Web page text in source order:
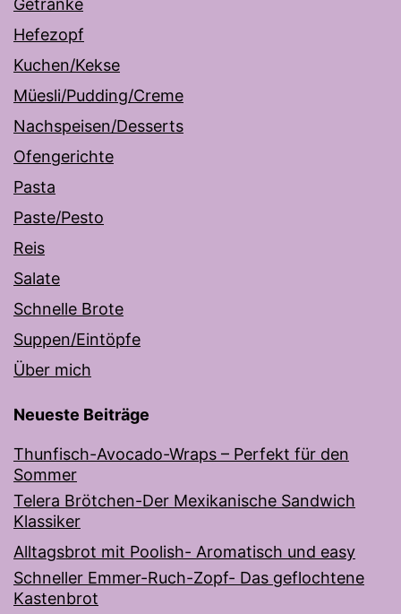
Getränke
Hefezopf
Kuchen/Kekse
Müesli/Pudding/Creme
Nachspeisen/Desserts
Ofengerichte
Pasta
Paste/Pesto
Reis
Salate
Schnelle Brote
Suppen/Eintöpfe
Über mich
Neueste Beiträge
Thunfisch-Avocado-Wraps – Perfekt für den
Sommer
Telera Brötchen-Der Mexikanische Sandwich
Klassiker
Alltagsbrot mit Poolish- Aromatisch und easy
Schneller Emmer-Ruch-Zopf- Das geflochtene
Kastenbrot